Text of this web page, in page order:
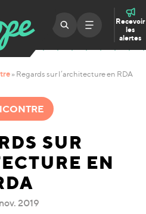
Recevoir
les
alertes
» Regards sur l’architecture en RDA
SUR
EN
2019